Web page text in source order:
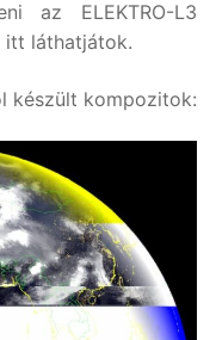
az ELEKTRO-L3
itt láthatjátok.
készült kompozitok: